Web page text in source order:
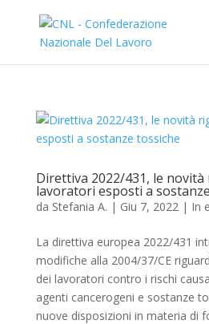
Direttiva 2022/431, le
lavoratori esposti a
da Stefania A. | Giu 7, 2022| In
La direttiva europea 2022/431
modifiche alla 2004/37/CE
dei lavoratori contro i rischi
agenti cancerogeni e sostanze
nuove disposizioni in materia di